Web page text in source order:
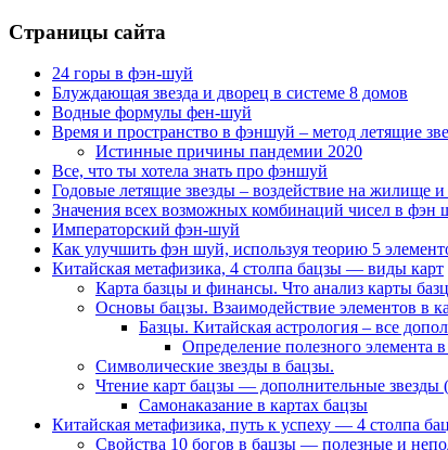
Страницы сайта
24 горы в фэн-шуй
Блуждающая звезда и дворец в системе 8 домов
Водные формулы фен-шуй
Время и пространство в фэншуй – метод летящие
Истинные причины пандемии 2020
Все, что ты хотела знать про фэншуй
Годовые летящие звезды – воздействие на жилище
Значения всех возможных комбинаций чисел в
Императорский фэн-шуй
Как улучшить фэн шуй, используя теорию 5
Китайская метафизика, 4 столпа бацзы — виды карт
Карта базцы и финансы. Что анализ карты
Основы бацзы. Взаимодействие элементов в
Базцы. Китайская астрология – все
Определение полезного элемента
Символические звезды в бацзы.
Чтение карт бацзы — дополнительные звезды
Самонаказание в картах бацзы
Китайская метафизика, путь к успеху — 4 столпа
Свойства 10 богов в бацзы — полезные и